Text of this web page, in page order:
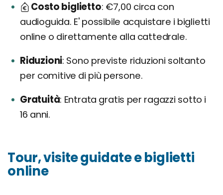
Costo biglietto €7,00 circa con
audioguida. E' possibile acquistare i biglietti
online o direttamente alla cattedrale.
Riduzioni Sono previste riduzioni soltanto
per comitive di più persone.
Gratuità Entrata gratis per ragazzi sotto i
16 anni.
Tour, visite guidate e biglietti
online